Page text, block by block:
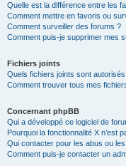
Quelle est la différence entre les
Comment mettre en favoris ou
Comment surveiller des forums ?
Comment puis-je supprimer mes
Fichiers joints
Quels fichiers joints sont
Comment trouver tous mes
Concernant phpBB
Qui a développé ce logiciel de
Pourquoi la fonctionnalité X n’est
Qui contacter pour les abus ou
Comment puis-je contacter un